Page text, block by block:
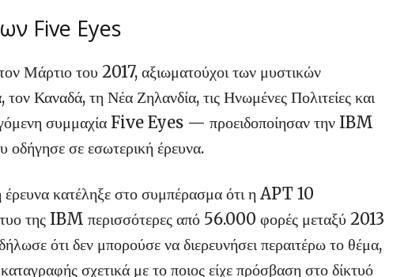
Five Eyes
Μάρτιο του 2017, αξιωματούχοι των μυστικών
Καναδά, τη Νέα Ζηλανδία, τις Ηνωμένες Πολιτείες και
συμμαχία Five Eyes — προειδοποίησαν την IBM
οδήγησε σε εσωτερική έρευνα.
κατέληξε στο συμπέρασμα ότι η APT 10
της IBM περισσότερες από 56.000 φορές μεταξύ 2013
ότι δεν μπορούσε να διερευνήσει περαιτέρω το θέμα,
καταγραφής σχετικά με το ποιος είχε πρόσβαση στο δίκτυό